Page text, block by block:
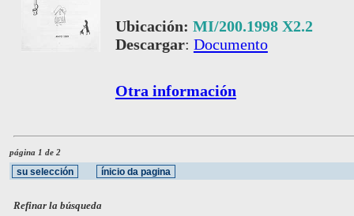
Ubicación: MI/200.1998 X2.2
Descargar: Documento
Otra información
página 1 de 2
Refinar la búsqueda